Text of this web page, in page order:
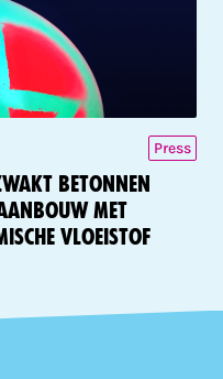
Press
betonnen
met
vloeistof